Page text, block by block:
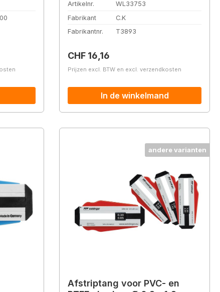
Artikelnr.
WL33753
Fabrikant
C.K
Fabrikantnr.
T3893
Normale prijs:
CHF 16,16
Prijzen excl. BTW en excl. verzendkosten
In de winkelmand
andere varianten
Afstriptang voor PVC- en